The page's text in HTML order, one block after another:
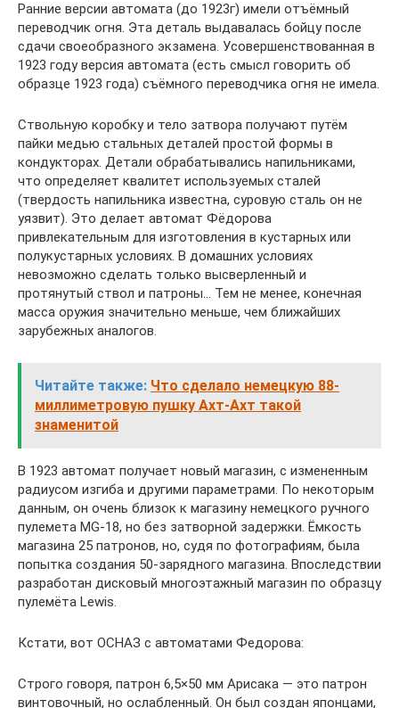
Ранние версии автомата (до 1923г) имели отъёмный
переводчик огня. Эта деталь выдавалась бойцу после
сдачи своеобразного экзамена. Усовершенствованная в
1923 году версия автомата (есть смысл говорить об
образце 1923 года) съёмного переводчика огня не имела.
Ствольную коробку и тело затвора получают путём
пайки медью стальных деталей простой формы в
кондукторах. Детали обрабатывались напильниками,
что определяет квалитет используемых сталей
(твердость напильника известна, суровую сталь он не
уязвит). Это делает автомат Фёдорова
привлекательным для изготовления в кустарных или
полукустарных условиях. В домашних условиях
невозможно сделать только высверленный и
протянутый ствол и патроны… Тем не менее, конечная
масса оружия значительно меньше, чем ближайших
зарубежных аналогов.
Читайте также: Что сделало немецкую 88-
миллиметровую пушку Ахт-Ахт такой
знаменитой
В 1923 автомат получает новый магазин, с измененным
радиусом изгиба и другими параметрами. По некоторым
данным, он очень близок к магазину немецкого ручного
пулемета MG-18, но без затворной задержки. Ёмкость
магазина 25 патронов, но, судя по фотографиям, была
попытка создания 50-зарядного магазина. Впоследствии
разработан дисковый многоэтажный магазин по образцу
пулемёта Lewis.
Кстати, вот ОСНАЗ с автоматами Федорова:
Строго говоря, патрон 6,5×50 мм Арисака — это патрон
винтовочный, но ослабленный. Он был создан японцами,